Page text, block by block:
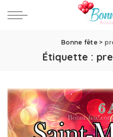
Bonne fête>
Étiquette :